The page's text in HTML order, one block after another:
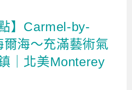
】Carmel-by-
海～充滿藝術氣
｜北美Monterey